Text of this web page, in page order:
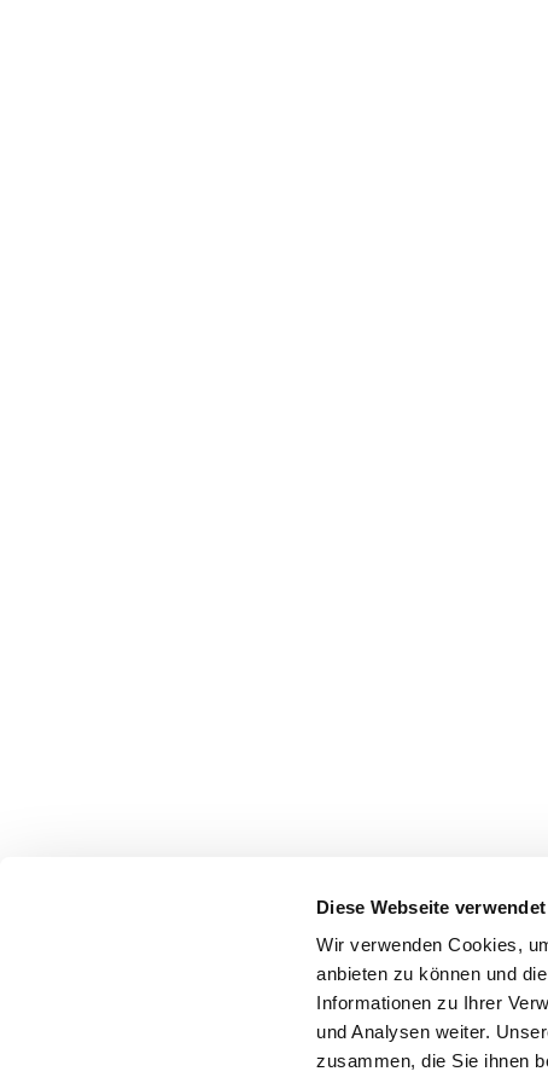
Diese Webseite
Wir verwenden Cookies,
anbieten zu können und
Informationen zu Ihrer
und Analysen weiter.
zusammen, die Sie ihnen